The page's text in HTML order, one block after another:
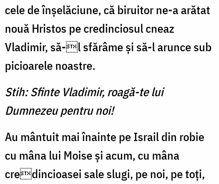
cele de înșelăciune, că biruitor ne-a arătat
nouă Hristos pe credinciosul cneaz
Vladimir, să-l sfărâme și să-l arunce sub
picioarele noastre.
Stih: Sfinte Vladimir, roagă-te lui
Dumnezeu pentru noi!
Au mântuit mai înainte pe Israil din robie
cu mâna lui Moise și acum, cu mâna
credincioasei sale slugi, pe noi, pe toți,